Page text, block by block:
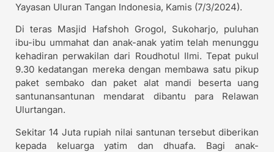
Yayasan Uluran Tangan Indonesia, Kamis (7/3/2024).
Di teras Masjid Hafshoh Grogol, Sukoharjo, puluhan
ibu-ibu ummahat dan anak-anak yatim telah menunggu
kehadiran perwakilan dari Roudhotul Ilmi. Tepat pukul
9.30 kedatangan mereka dengan membawa satu pikup
paket sembako dan paket alat mandi beserta uang
santunansantunan mendarat dibantu para Relawan
Ulurtangan.
Sekitar 14 Juta rupiah nilai santunan tersebut diberikan
kepada keluarga yatim dan dhuafa. Bagi anak-